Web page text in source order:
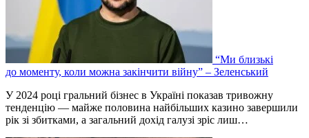
“Ми близькі
до моменту, коли можна закінчити війну” – Зеленський
У 2024 році гральний бізнес в Україні показав тривожну
тенденцію — майже половина найбільших казино завершили
рік зі збитками, а загальний дохід галузі зріс лиш…